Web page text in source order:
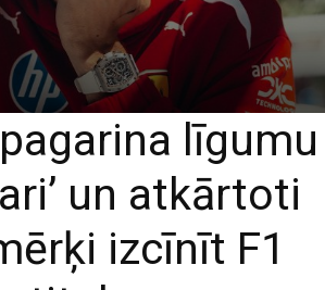
līgumu
un atkārtoti
izcīnīt F1